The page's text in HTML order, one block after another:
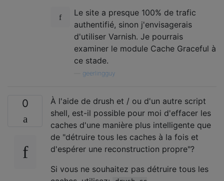
Le site a presque 100% de trafic
authentifié, sinon j'envisagerais
d'utiliser Varnish. Je pourrais
examiner le module Cache Graceful à
ce stade.
geerlingguy
0
À l'aide de drush et / ou d'un autre script
shell, est-il possible pour moi d'effacer les
caches d'une manière plus intelligente que
de "détruire tous les caches à la fois et
d'espérer une reconstruction propre"?
Si vous ne souhaitez pas détruire tous les